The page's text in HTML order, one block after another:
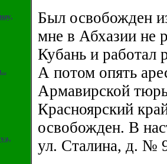
Был освобожден
мне в Абхазии не
Кубань и работал
А потом опять
Армавирской
Красноярский
освобожден. В
ул. Сталина, д. №